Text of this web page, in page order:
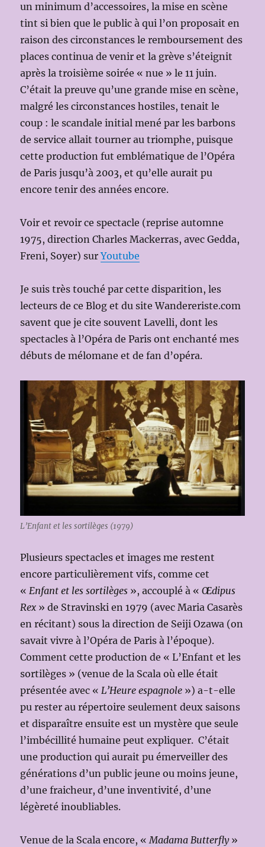
un minimum d’accessoires, la mise en scène
tint si bien que le public à qui l’on proposait en
raison des circonstances le remboursement des
places continua de venir et la grève s’éteignit
après la troisième soirée « nue » le 11 juin.
C’était la preuve qu’une grande mise en scène,
malgré les circonstances hostiles, tenait le
coup : le scandale initial mené par les barbons
de service allait tourner au triomphe, puisque
cette production fut emblématique de l’Opéra
de Paris jusqu’à 2003, et qu’elle aurait pu
encore tenir des années encore.
Voir et revoir ce spectacle (reprise automne
1975, direction Charles Mackerras, avec Gedda,
Freni, Soyer) surYoutube
Je suis très touché par cette disparition, les
lecteurs de ce Blog et du site Wandereriste.com
savent que je cite souvent Lavelli, dont les
spectacles à l’Opéra de Paris ont enchanté mes
débuts de mélomane et de fan d’opéra.
L’Enfant et les sortilèges (1979)
Plusieurs spectacles et images me restent
encore particulièrement vifs, comme cet
« Enfant et les sortilèges », accouplé à «Œdipus
Rex » de Stravinski en 1979 (avec Maria Casarès
en récitant) sous la direction de Seiji Ozawa (on
savait vivre à l’Opéra de Paris à l’époque).
Comment cette production de « L’Enfant et les
sortilèges » (venue de la Scala où elle était
présentée avec « L’Heure espagnole ») a-t-elle
pu rester au répertoire seulement deux saisons
et disparaître ensuite est un mystère que seule
l’imbécillité humaine peut expliquer. C’était
une production qui aurait pu émerveiller des
générations d’un public jeune ou moins jeune,
d’une fraicheur, d’une inventivité, d’une
légèreté inoubliables.
Venue de la Scala encore, « Madama Butterfly»